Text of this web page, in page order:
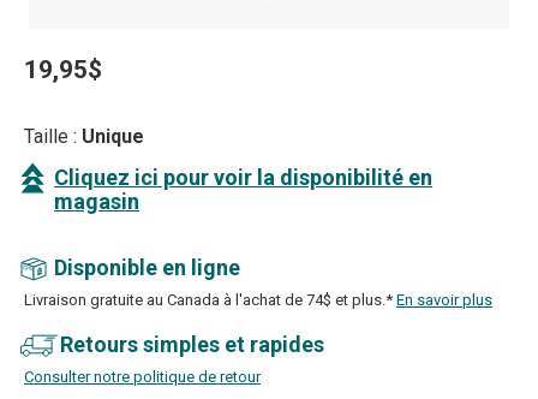
19,95$
Taille : Unique
Cliquez ici pour voir la disponibilité en
magasin
Disponible en ligne
Livraison gratuite au Canada à l'achat de 74$ et plus.* En savoir plus
Retours simples et rapides
Consulter notre politique de retour